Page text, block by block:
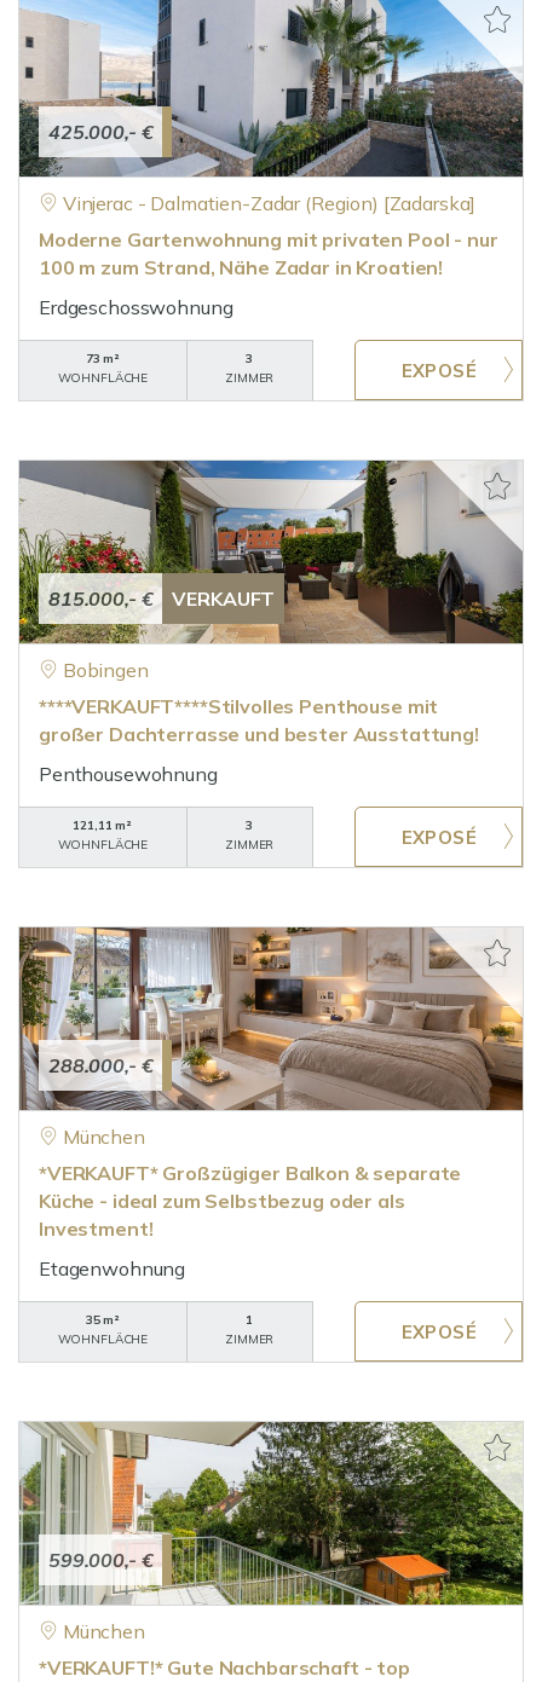
425.000,- €
Vinjerac - Dalmatien-Zadar (Region) [Zadarska]
Moderne Gartenwohnung mit privaten Pool - nur
100 m zum Strand, Nähe Zadar in Kroatien!
Erdgeschosswohnung
73 m²
WOHNFLÄCHE
3
ZIMMER
815.000,- € VERKAUFT
Bobingen
****VERKAUFT****Stilvolles Penthouse mit
großer Dachterrasse und bester Ausstattung!
Penthousewohnung
121,11 m²
WOHNFLÄCHE
3
ZIMMER
288.000,- €
München
*VERKAUFT* Großzügiger Balkon & separate
Küche - ideal zum Selbstbezug oder als
Investment!
Etagenwohnung
35 m²
WOHNFLÄCHE
1
ZIMMER
599.000,- €
München
*VERKAUFT!* Gute Nachbarschaft - top